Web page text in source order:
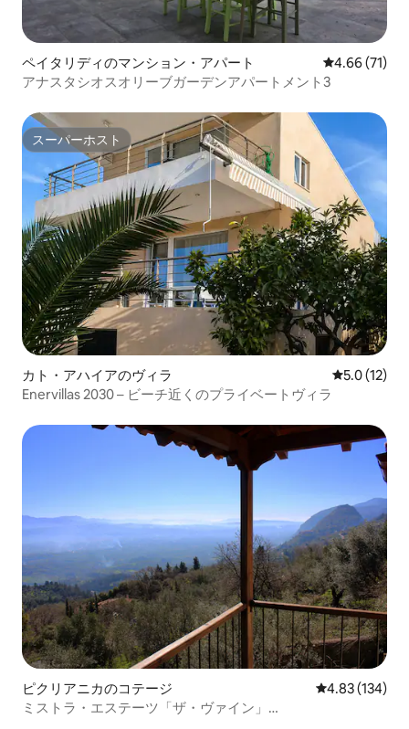
ペイタリディのマンション・アパート レビュー71
4.66 (71)
アナスタシオスオリーブガーデンアパートメント3
スーパーホスト
スーパーホスト
カト・アハイアのヴィラ レビュー12
5.0 (12)
Enervillas 2030 – ビーチ近くのプライベートヴィラ
ピクリアニカのコテージ レビュー134
4.83 (134)
ミストラ・エステーツ「ザ・ヴァイン」